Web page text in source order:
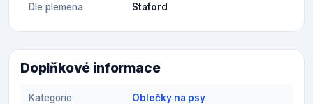
Dle plemena Staford
Doplňkové informace
Kategorie Oblečky na psy